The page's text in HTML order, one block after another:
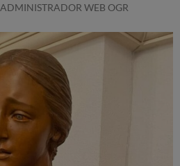
ADMINISTRADOR WEB OGR